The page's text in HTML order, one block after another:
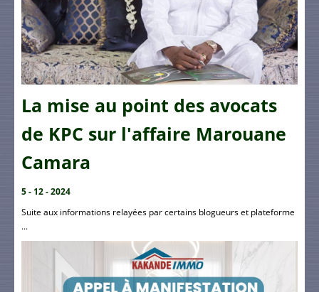
La mise au point des avocats
de KPC sur l'affaire Marouane
Camara
5 - 12 - 2024
Suite aux informations relayées par certains blogueurs et plateforme
...